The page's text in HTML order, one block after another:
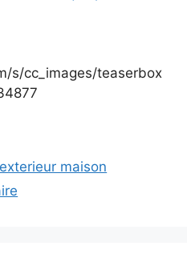
s/cc_images/teaserbox
maison